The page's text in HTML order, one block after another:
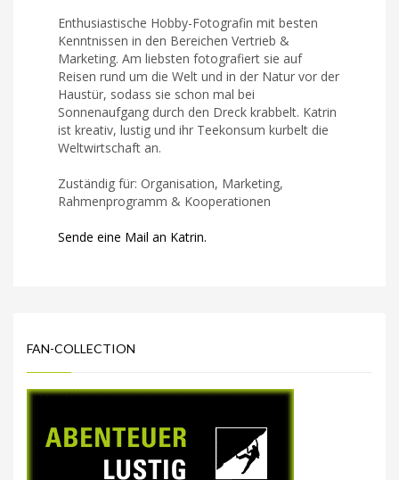
Enthusiastische Hobby-Fotografin mit besten
Kenntnissen in den Bereichen Vertrieb &
Marketing. Am liebsten fotografiert sie auf
Reisen rund um die Welt und in der Natur vor der
Haustür, sodass sie schon mal bei
Sonnenaufgang durch den Dreck krabbelt. Katrin
ist kreativ, lustig und ihr Teekonsum kurbelt die
Weltwirtschaft an.
Zuständig für: Organisation, Marketing,
Rahmenprogramm & Kooperationen
Sende eine Mail an Katrin.
FAN-COLLECTION